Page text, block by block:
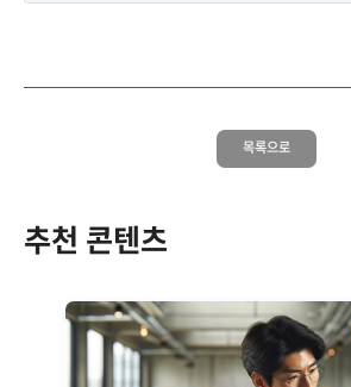
목록으로
추천 콘텐츠